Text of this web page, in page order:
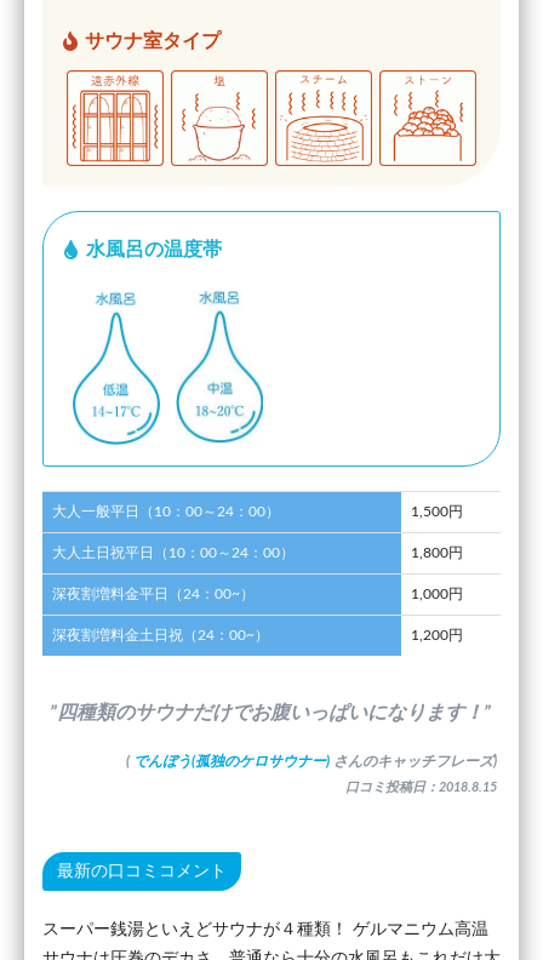
サウナ室タイプ
水風呂の温度帯
大人一般平日（10：00～24：00） 1,500円
大人土日祝平日（10：00～24：00） 1,800円
深夜割増料金平日（24：00~） 1,000円
深夜割増料金土日祝（24：00~） 1,200円
”四種類のサウナだけでお腹いっぱいになります！”
( でんぼう(孤独のケロサウナー) さんのキャッチフレーズ)
口コミ投稿日：2018.8.15
最新の口コミコメント
スーパー銭湯といえどサウナが４種類！ ゲルマニウム高温